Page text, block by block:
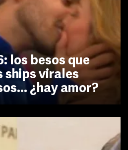
los besos que
ships virales
¿hay amor?